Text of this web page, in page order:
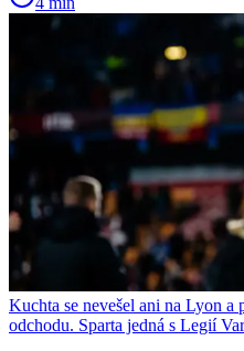
Kuchta se nevešel ani na Lyon
odchodu. Sparta jedná s Legií